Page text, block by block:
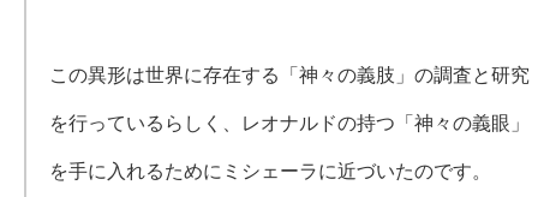
この異形は世界に存在する「神々の義肢」の調査と研究
を行っているらしく、レオナルドの持つ「神々の義眼」
を手に入れるためにミシェーラに近づいたのです。